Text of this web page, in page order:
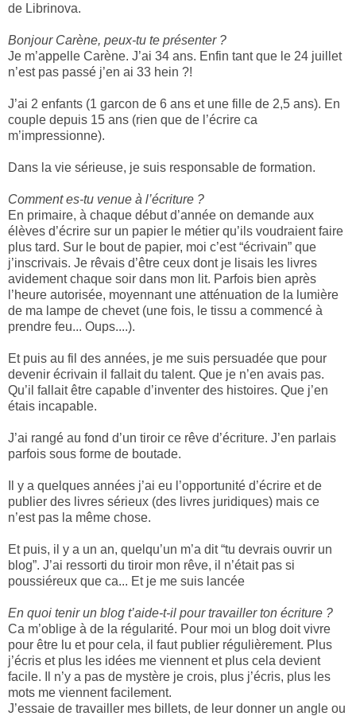
de Librinova.
Bonjour Carène, peux-tu te présenter ?
Je m’appelle Carène. J’ai 34 ans. Enfin tant que le 24 juillet
n’est pas passé j’en ai 33 hein ?!
J’ai 2 enfants (1 garcon de 6 ans et une fille de 2,5 ans). En
couple depuis 15 ans (rien que de l’écrire ca
m’impressionne).
Dans la vie sérieuse, je suis responsable de formation.
Comment es-tu venue à l’écriture ?
En primaire, à chaque début d’année on demande aux
élèves d’écrire sur un papier le métier qu’ils voudraient faire
plus tard. Sur le bout de papier, moi c’est “écrivain” que
j’inscrivais. Je rêvais d’être ceux dont je lisais les livres
avidement chaque soir dans mon lit. Parfois bien après
l’heure autorisée, moyennant une atténuation de la lumière
de ma lampe de chevet (une fois, le tissu a commencé à
prendre feu... Oups....).
Et puis au fil des années, je me suis persuadée que pour
devenir écrivain il fallait du talent. Que je n’en avais pas.
Qu’il fallait être capable d’inventer des histoires. Que j’en
étais incapable.
J’ai rangé au fond d’un tiroir ce rêve d’écriture. J’en parlais
parfois sous forme de boutade.
Il y a quelques années j’ai eu l’opportunité d’écrire et de
publier des livres sérieux (des livres juridiques) mais ce
n’est pas la même chose.
Et puis, il y a un an, quelqu’un m’a dit “tu devrais ouvrir un
blog”. J’ai ressorti du tiroir mon rêve, il n’était pas si
poussiéreux que ca... Et je me suis lancée
En quoi tenir un blog t’aide-t-il pour travailler ton écriture ?
Ca m’oblige à de la régularité. Pour moi un blog doit vivre
pour être lu et pour cela, il faut publier régulièrement. Plus
j’écris et plus les idées me viennent et plus cela devient
facile. Il n’y a pas de mystère je crois, plus j’écris, plus les
mots me viennent facilement.
J’essaie de travailler mes billets, de leur donner un angle ou